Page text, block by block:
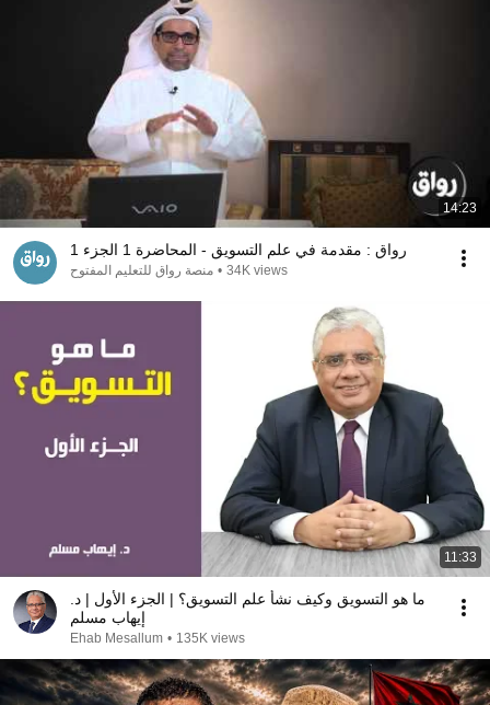
14:23
رواق : مقدمة في علم التسويق - المحاضرة 1 الجزء 1
منصة رواق للتعليم المفتوح • 34K views
11:33
ما هو التسويق وكيف نشأ علم التسويق؟ | الجزء الأول | د.
إيهاب مسلم
Ehab Mesallum • 135K views